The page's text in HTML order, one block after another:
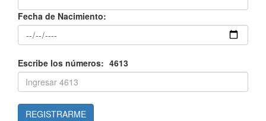
Fecha de Nacimiento:
Escribe los números: 4613